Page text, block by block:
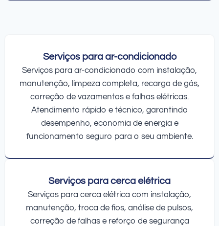
Serviços para ar-condicionado
Serviços para ar-condicionado com instalação,
manutenção, limpeza completa, recarga de gás,
correção de vazamentos e falhas elétricas.
Atendimento rápido e técnico, garantindo
desempenho, economia de energia e
funcionamento seguro para o seu ambiente.
Serviços para cerca elétrica
Serviços para cerca elétrica com instalação,
manutenção, troca de fios, análise de pulsos,
correção de falhas e reforço de segurança